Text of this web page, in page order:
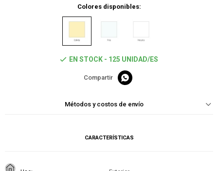
Colores disponibles:
EN STOCK - 125 UNIDAD/ES

Métodos y costos de envío
CARACTERÍSTICAS